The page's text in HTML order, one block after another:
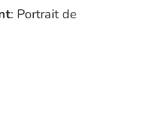
: Portrait de